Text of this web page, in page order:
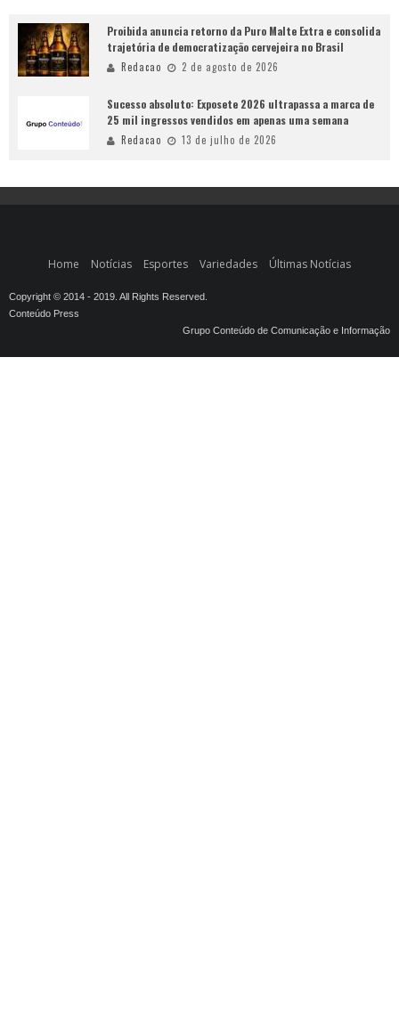
Proibida anuncia retorno da Puro Malte Extra e consolida
trajetória de democratização cervejeira no Brasil
Redacao 2 de agosto de 2026
Sucesso absoluto: Exposete 2026 ultrapassa a marca de
25 mil ingressos vendidos em apenas uma semana
Redacao 13 de julho de 2026
Home Notícias Esportes Variedades Últimas Notícias
Copyright © 2014 - 2019. All Rights Reserved.
Conteúdo Press
Grupo Conteúdo de Comunicação e Informação